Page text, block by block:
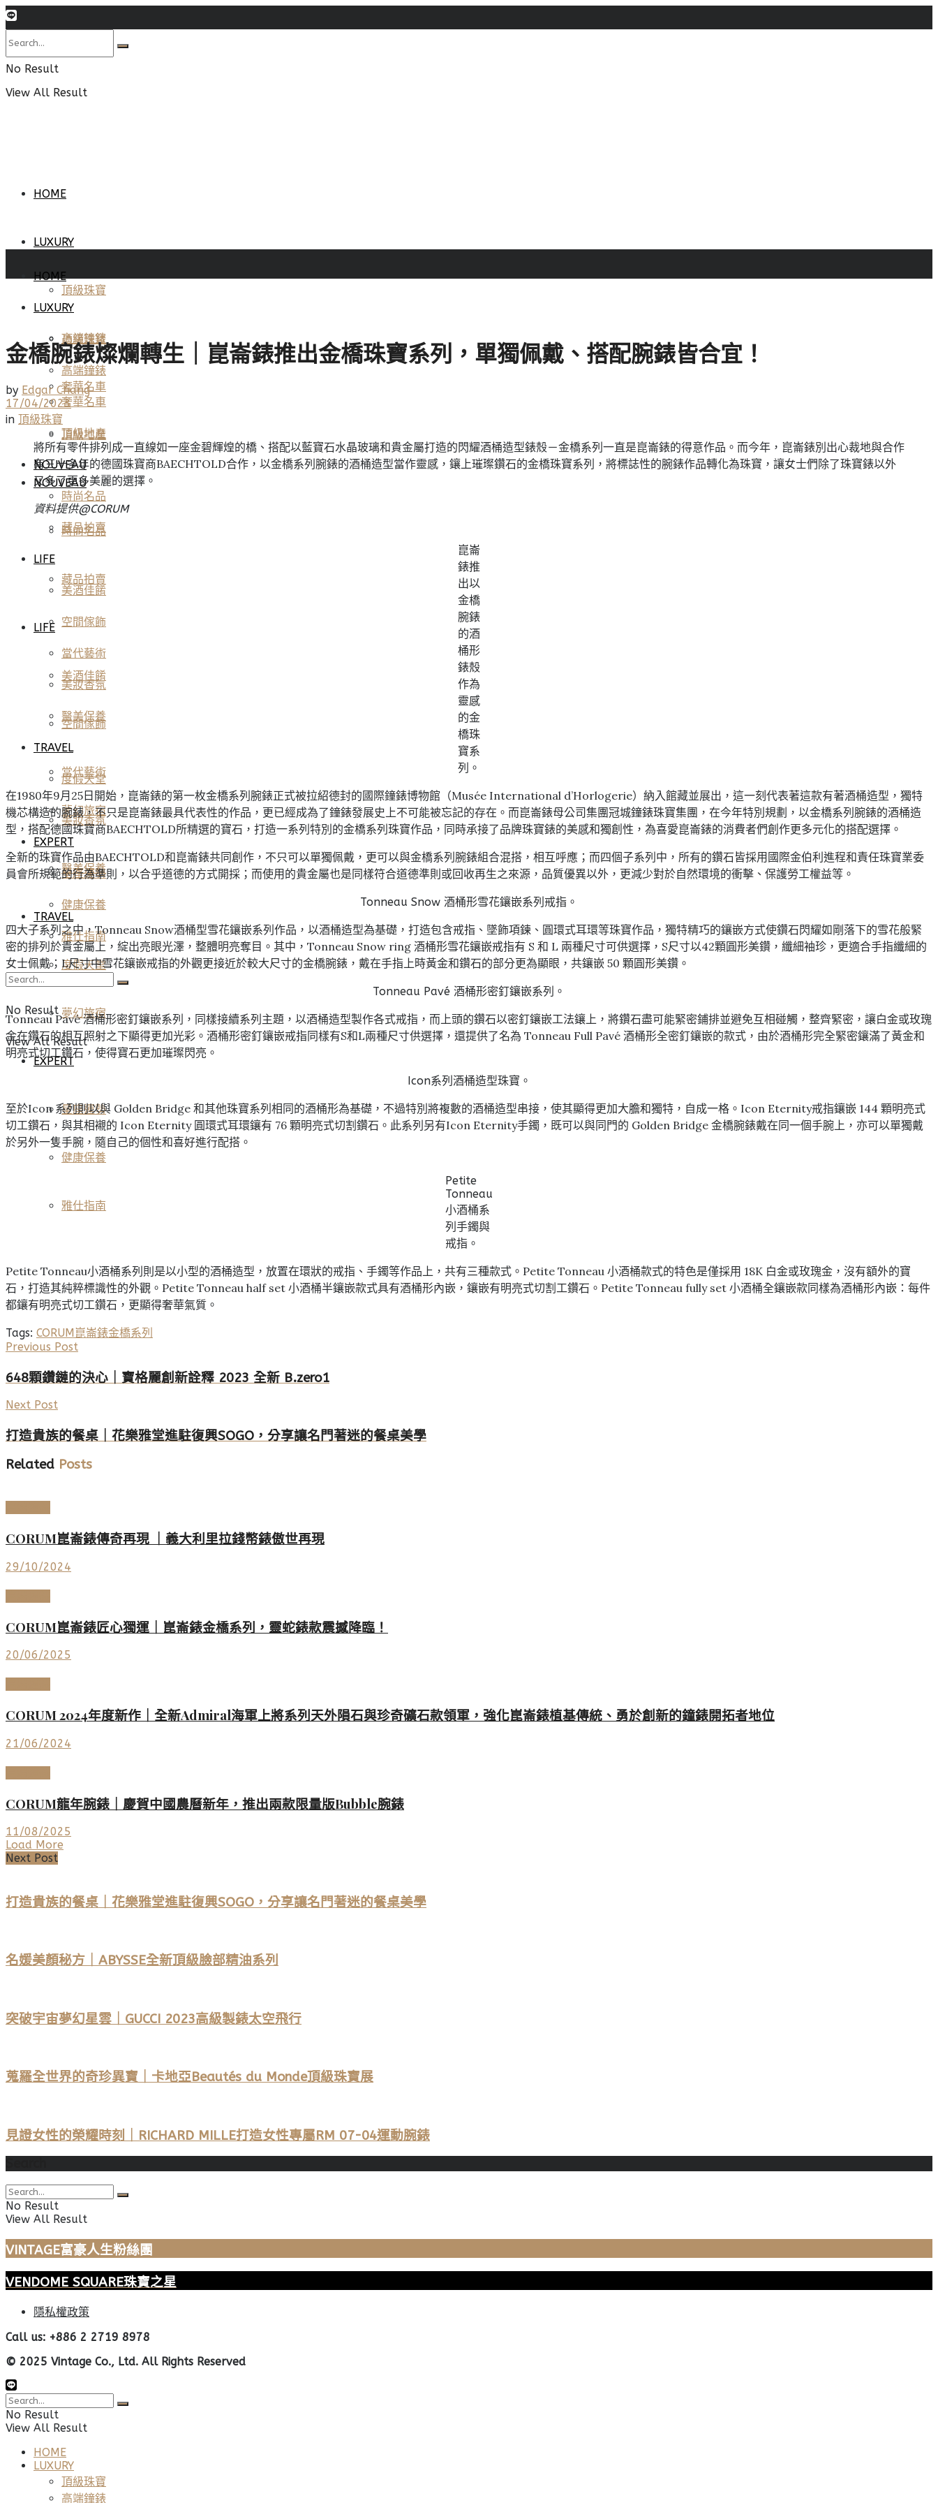
No Result
View All Result
HOME
LUXURY
頂級珠寶
高端鐘錶
奢華名車
頂級地產
NOUVEAU
時尚名品
藏品拍賣
LIFE
美酒佳餚
空間傢飾
當代藝術
美妝香氛
醫美保養
TRAVEL
度假天堂
夢幻旅宿
EXPERT
星座運勢
健康保養
雅仕指南
HOME
LUXURY
頂級珠寶
高端鐘錶
奢華名車
頂級地產
NOUVEAU
時尚名品
藏品拍賣
LIFE
美酒佳餚
空間傢飾
當代藝術
美妝香氛
醫美保養
TRAVEL
度假天堂
夢幻旅宿
EXPERT
星座運勢
健康保養
雅仕指南
No Result
View All Result
金橋腕錶燦爛轉生｜崑崙錶推出金橋珠寶系列，單獨佩戴、搭配腕錶皆合宜！
by Edgar Chang
17/04/2023
in 頂級珠寶
將所有零件排列成一直線如一座金碧輝煌的橋、搭配以藍寶石水晶玻璃和貴金屬打造的閃耀酒桶造型錶殼－金橋系列一直是崑崙錶的得意作品。而今年，崑崙錶別出心裁地與合作
有三十多年的德國珠寶商BAECHTOLD合作，以金橋系列腕錶的酒桶造型當作靈感，鑲上璀璨鑽石的金橋珠寶系列，將標誌性的腕錶作品轉化為珠寶，讓女士們除了珠寶錶以外
又多了更多美麗的選擇。
資料提供@CORUM
崑崙
錶推
出以
金橋
腕錶
的酒
桶形
錶殼
作為
靈感
的金
橋珠
寶系
列。
在1980年9月25日開始，崑崙錶的第一枚金橋系列腕錶正式被拉紹德封的國際鐘錶博物館（Musée International d’Horlogerie）納入館藏並展出，這一刻代表著這款有著酒桶造型，獨特
機芯構造的腕錶，不只是崑崙錶最具代表性的作品，更已經成為了鐘錶發展史上不可能被忘記的存在。而崑崙錶母公司集團冠城鐘錶珠寶集團，在今年特別規劃，以金橋系列腕錶的酒桶造
型，搭配德國珠寶商BAECHTOLD所精選的寶石，打造一系列特別的金橋系列珠寶作品，同時承接了品牌珠寶錶的美感和獨創性，為喜愛崑崙錶的消費者們創作更多元化的搭配選擇。
全新的珠寶作品由BAECHTOLD和崑崙錶共同創作，不只可以單獨佩戴，更可以與金橋系列腕錶組合混搭，相互呼應；而四個子系列中，所有的鑽石皆採用國際金伯利進程和責任珠寶業委
員會所規範的行為準則，以合乎道德的方式開採；而使用的貴金屬也是同樣符合道德準則或回收再生之來源，品質優異以外，更減少對於自然環境的衝擊、保護勞工權益等。
Tonneau Snow 酒桶形雪花鑲嵌系列戒指。
四大子系列之中，Tonneau Snow酒桶型雪花鑲嵌系列作品，以酒桶造型為基礎，打造包含戒指、墜飾項鍊、圓環式耳環等珠寶作品，獨特精巧的鑲嵌方式使鑽石閃耀如剛落下的雪花般緊
密的排列於貴金屬上，綻出亮眼光澤，整體明亮奪目。其中，Tonneau Snow ring 酒桶形雪花鑲嵌戒指有 S 和 L 兩種尺寸可供選擇，S尺寸以42顆圓形美鑽，纖細袖珍，更適合手指纖細的
女士佩戴；L尺寸中雪花鑲嵌戒指的外觀更接近於較大尺寸的金橋腕錶，戴在手指上時黃金和鑽石的部分更為顯眼，共鑲嵌 50 顆圓形美鑽。
Tonneau Pavé 酒桶形密釘鑲嵌系列。
Tonneau Pavé 酒桶形密釘鑲嵌系列，同樣接續系列主題，以酒桶造型製作各式戒指，而上頭的鑽石以密釘鑲嵌工法鑲上，將鑽石盡可能緊密鋪排並避免互相碰觸，整齊緊密，讓白金或玫瑰
金在鑽石的相互照射之下顯得更加光彩。酒桶形密釘鑲嵌戒指同樣有S和L兩種尺寸供選擇，還提供了名為 Tonneau Full Pavé 酒桶形全密釘鑲嵌的款式，由於酒桶形完全緊密鑲滿了黃金和
明亮式切工鑽石，使得寶石更加璀璨閃亮。
Icon系列酒桶造型珠寶。
至於Icon 系列則以與 Golden Bridge 和其他珠寶系列相同的酒桶形為基礎，不過特別將複數的酒桶造型串接，使其顯得更加大膽和獨特，自成一格。Icon Eternity戒指鑲嵌 144 顆明亮式
切工鑽石，與其相襯的 Icon Eternity 圓環式耳環鑲有 76 顆明亮式切割鑽石。此系列另有Icon Eternity手鐲，既可以與同門的 Golden Bridge 金橋腕錶戴在同一個手腕上，亦可以單獨戴
於另外一隻手腕，隨自己的個性和喜好進行配搭。
Petite
Tonneau
小酒桶系
列手鐲與
戒指。
Petite Tonneau小酒桶系列則是以小型的酒桶造型，放置在環狀的戒指、手鐲等作品上，共有三種款式。Petite Tonneau 小酒桶款式的特色是僅採用 18K 白金或玫瑰金，沒有額外的寶
石，打造其純粹標識性的外觀。Petite Tonneau half set 小酒桶半鑲嵌款式具有酒桶形內嵌，鑲嵌有明亮式切割工鑽石。Petite Tonneau fully set 小酒桶全鑲嵌款同樣為酒桶形內嵌：每件
都鑲有明亮式切工鑽石，更顯得奢華氣質。
Tags: CORUM崑崙錶金橋系列
Previous Post
648顆鑽鏈的決心｜寶格麗創新詮釋 2023 全新 B.zero1
Next Post
打造貴族的餐桌｜花樂雅堂進駐復興SOGO，分享讓名門著迷的餐桌美學
Related Posts
CORUM崑崙錶傳奇再現 ｜義大利里拉錢幣錶傲世再現
29/10/2024
CORUM崑崙錶匠心獨運｜崑崙錶金橋系列，靈蛇錶款震撼降臨！
20/06/2025
CORUM 2024年度新作｜全新Admiral海軍上將系列天外隕石與珍奇礦石款領軍，強化崑崙錶植基傳統、勇於創新的鐘錶開拓者地位
21/06/2024
CORUM龍年腕錶｜慶賀中國農曆新年，推出兩款限量版Bubble腕錶
11/08/2025
Load More
Next Post
打造貴族的餐桌｜花樂雅堂進駐復興SOGO，分享讓名門著迷的餐桌美學
名媛美顏秘方｜ABYSSE全新頂級臉部精油系列
突破宇宙夢幻星雲｜GUCCI 2023高級製錶太空飛行
蒐羅全世界的奇珍異寶｜卡地亞Beautés du Monde頂級珠寶展
見證女性的榮耀時刻｜RICHARD MILLE打造女性專屬RM 07-04運動腕錶
No Result
View All Result
VINTAGE富豪人生粉絲團
VENDOME SQUARE珠寶之星
隱私權政策
Call us: +886 2 2719 8978
© 2025 Vintage Co., Ltd. All Rights Reserved
No Result
View All Result
HOME
LUXURY
頂級珠寶
高端鐘錶